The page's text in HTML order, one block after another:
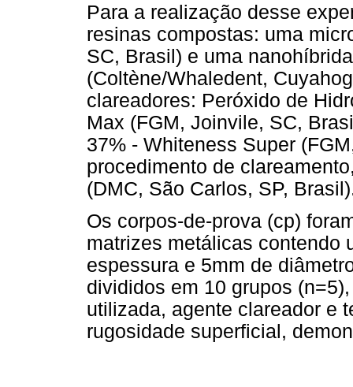
Para a realização desse
resinas compostas: uma
SC, Brasil) e uma
(Coltène/Whaledent,
clareadores: Peróxido de
Max (FGM, Joinvile, SC,
37% - Whiteness Super
procedimento de
(DMC, São Carlos, SP,
Os corpos-de-prova (cp)
matrizes metálicas contendo
espessura e 5mm de
divididos em 10 grupos
utilizada, agente clareador e
rugosidade superficial,